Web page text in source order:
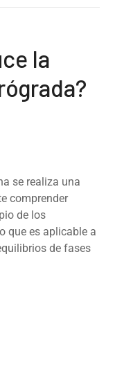
la
se realiza una
comprender
de los
que es aplicable a
de fases